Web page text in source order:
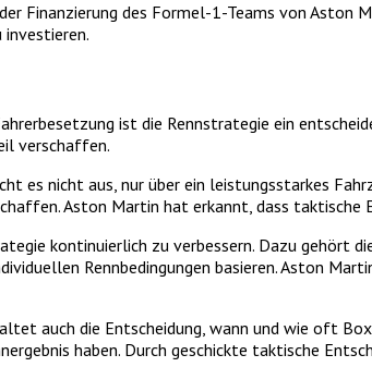
Finanzierung des Formel-1-Teams von
investieren.
ist die Rennstrategie ein
verschaffen.
es nicht aus, nur über ein leistungsstarkes
Aston Martin hat erkannt, dass taktische
kontinuierlich zu verbessern. Dazu gehört
Rennbedingungen basieren. Aston
auch die Entscheidung, wann und wie oft
haben. Durch geschickte taktische